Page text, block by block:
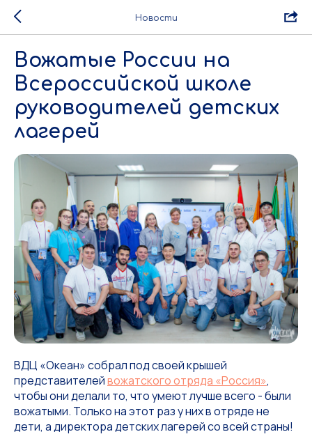
Новости
Вожатые России на
Всероссийской школе
руководителей детских
лагерей
ВДЦ «Океан» собрал под своей крышей
представителейвожатского отряда «Россия»,
чтобы они делали то, что умеют лучше всего - были
вожатыми. Только на этот раз у них в отряде не
дети, а директора детских лагерей со всей страны!